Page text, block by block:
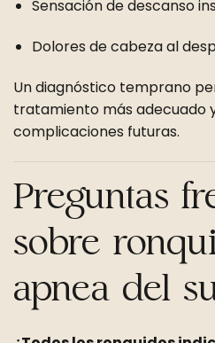
Sensación de descanso
Dolores de cabeza al
Un diagnóstico temprano
tratamiento más adecuado
complicaciones futuras.
Preguntas
sobre
apnea del